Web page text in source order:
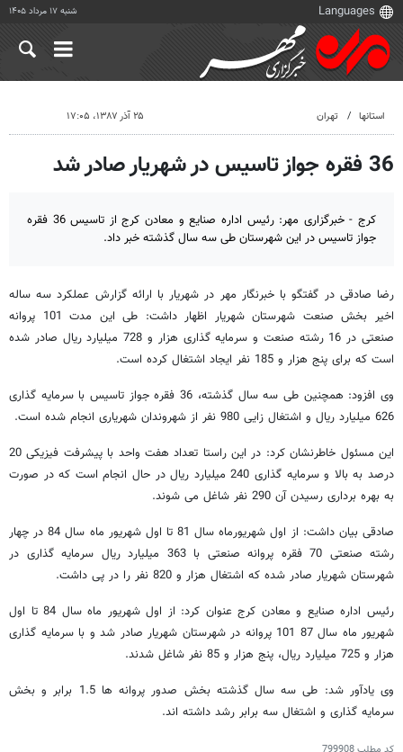
شنبه ۱۷ مرداد ۱۴۰۵
استانها تهران ۲۵ آذر ۱۳۸۷، ۱۷:۰۵
36 فقره جواز تاسیس در شهریار صادر شد
کرج - خبرگزاری مهر: رئیس اداره صنایع و معادن کرج از تاسیس 36 فقره
جواز تاسیس در این شهرستان طی سه سال گذشته خبر داد.
رضا صادقی در گفتگو با خبرنگار مهر در شهریار با ارائه گزارش عملکرد سه ساله
اخیر بخش صنعت شهرستان شهریار اظهار داشت: طی این مدت 101 پروانه
صنعتی در 16 رشته صنعت و سرمایه گذاری هزار و 728 میلیارد ریال صادر شده
است که برای پنج هزار و 185 نفر ایجاد اشتغال کرده است.
وی افزود: همچنین طی سه سال گذشته، 36 فقره جواز تاسیس با سرمایه گذاری
626 میلیارد ریال و اشتغال زایی 980 نفر از شهروندان شهریاری انجام شده است.
این مسئول خاطرنشان کرد: در این راستا تعداد هفت واحد با پیشرفت فیزیکی 20
درصد به بالا و سرمایه گذاری 240 میلیارد ریال در حال انجام است که در صورت
به بهره برداری رسیدن آن 290 نفر شاغل می شوند.
صادقی بیان داشت: از اول شهریورماه سال 81 تا اول شهریور ماه سال 84 در چهار
رشته صنعتی 70 فقره پروانه صنعتی با 363 میلیارد ریال سرمایه گذاری در
شهرستان شهریار صادر شده که اشتغال هزار و 820 نفر را در پی داشت.
رئیس اداره صنایع و معادن کرج عنوان کرد: از اول شهریور ماه سال 84 تا اول
شهریور ماه سال 87 101 پروانه در شهرستان شهریار صادر شد و با سرمایه گذاری
هزار و 725 میلیارد ریال، پنج هزار و 85 نفر شاغل شدند.
وی یادآور شد: طی سه سال گذشته بخش صدور پروانه ها 1.5 برابر و بخش
سرمایه گذاری و اشتغال سه برابر رشد داشته اند.